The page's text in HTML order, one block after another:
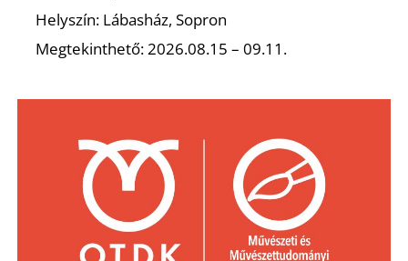
Helyszín: Lábasház, Sopron
Megtekinthető: 2026.08.15 – 09.11.